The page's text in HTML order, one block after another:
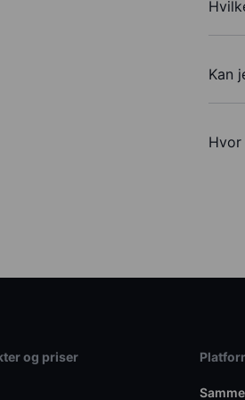
Kan
Hvor
og priser